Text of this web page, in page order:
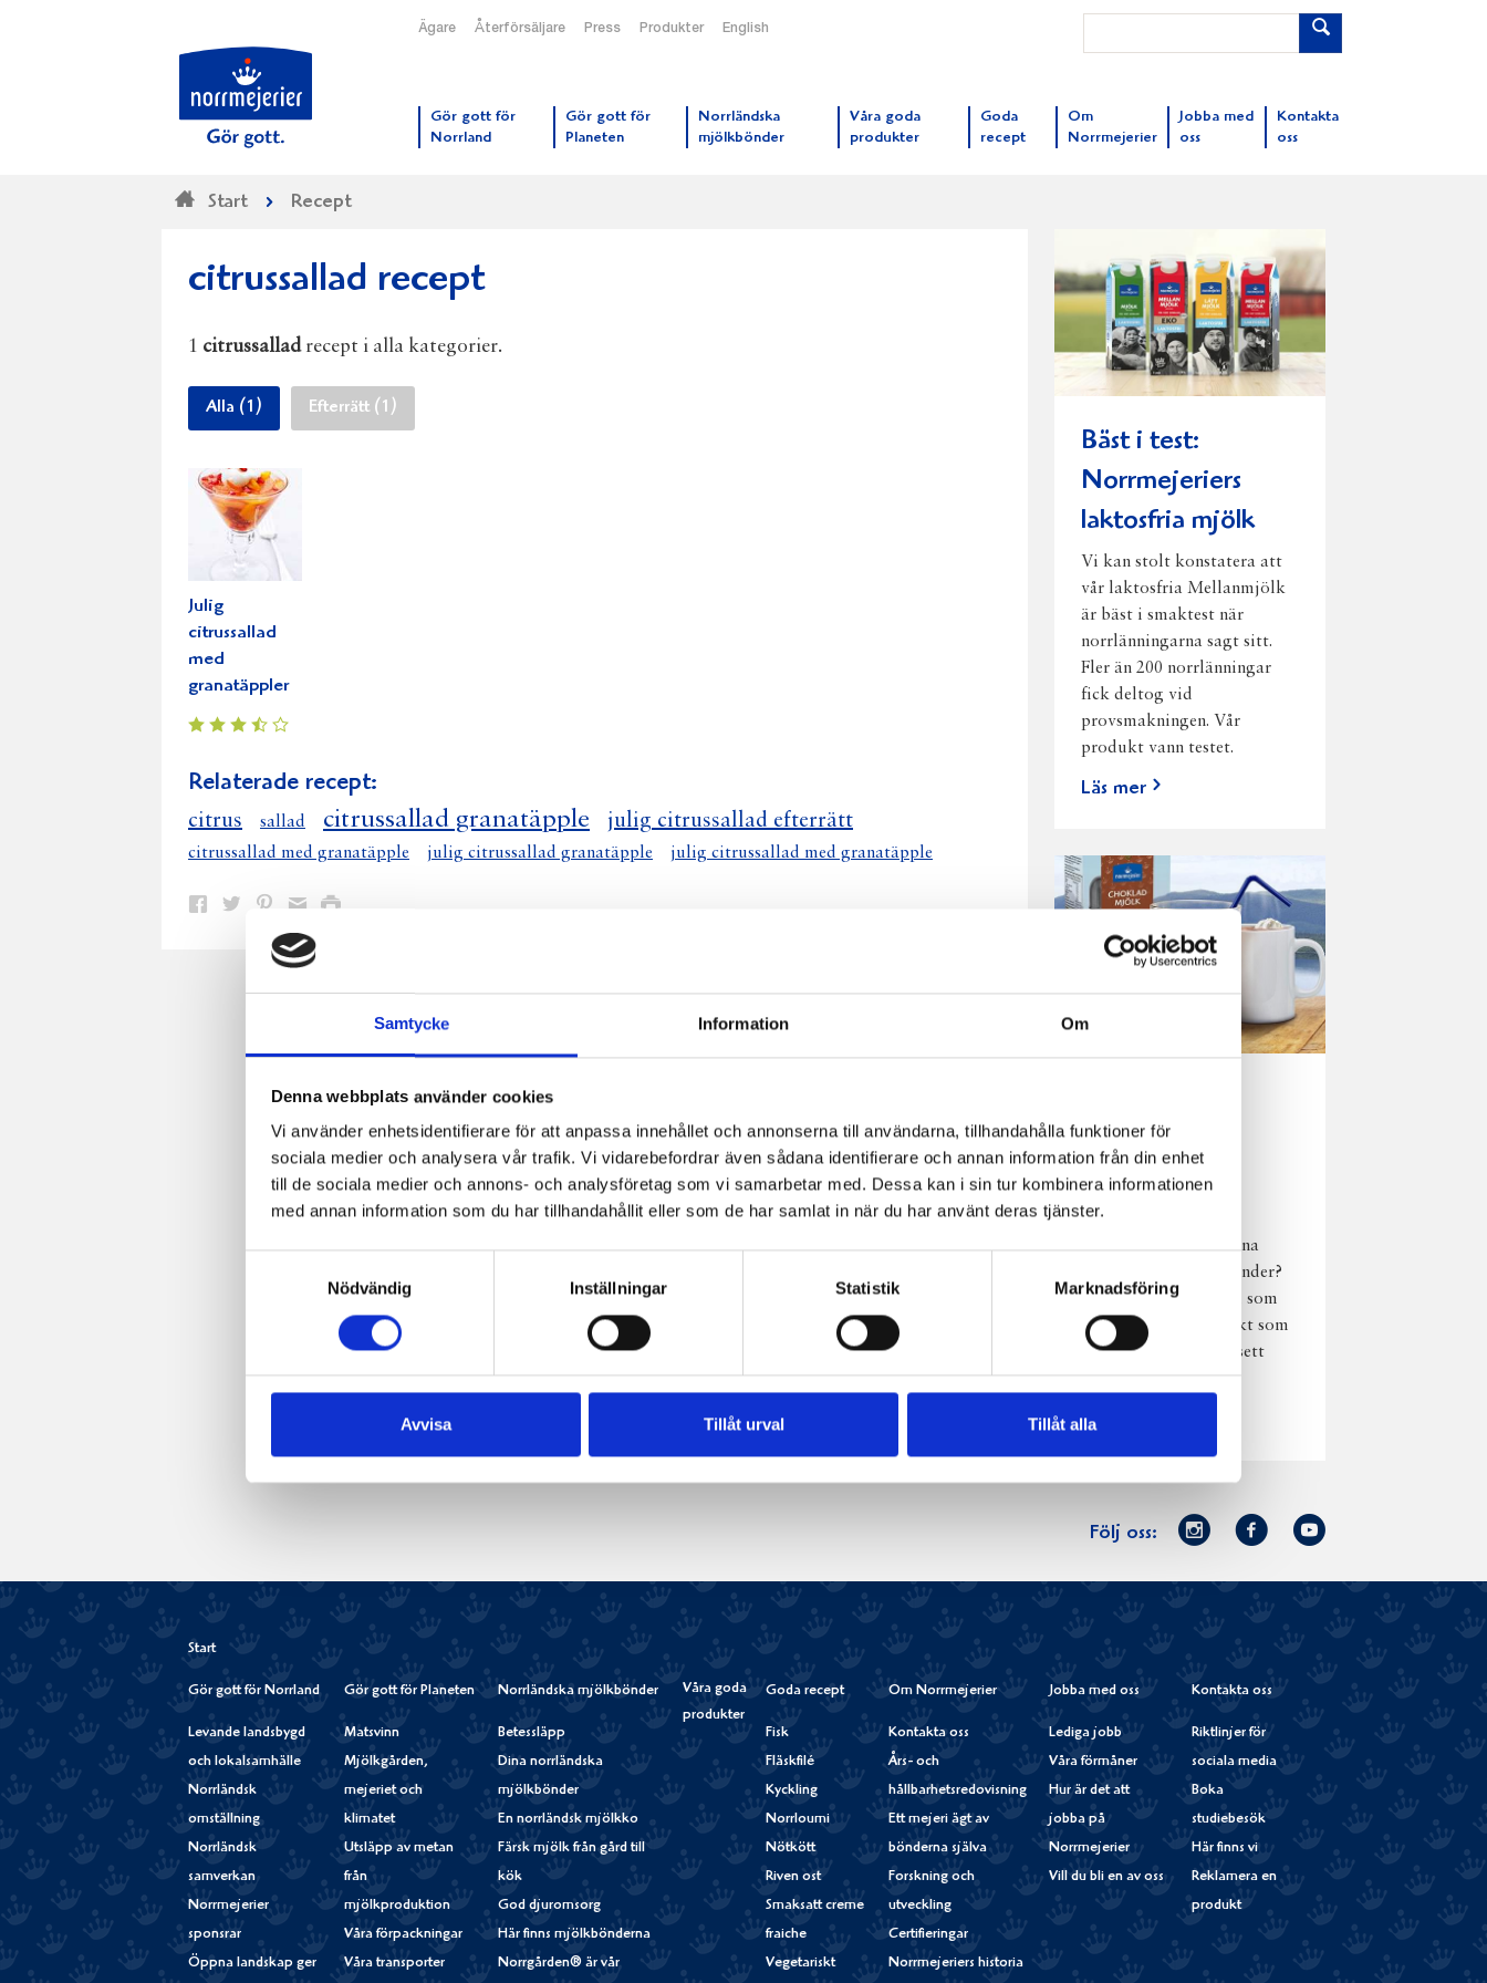
Samtycke Information Om
Denna webbplats använder cookies
Vi använder enhetsidentifierare för att anpassa innehållet och annonserna till användarna, tillhandahålla funktioner för
sociala medier och analysera vår trafik. Vi vidarebefordrar även sådana identifierare och annan information från din enhet
till de sociala medier och annons- och analysföretag som vi samarbetar med. Dessa kan i sin tur kombinera informationen
med annan information som du har tillhandahållit eller som de har samlat in när du har använt deras tjänster.
Nödvändig
Inställningar Statistik Marknadsföring
Avvisa Tillåt urval Tillåt alla
Ägare Återförsäljare Press Produkter English
Gör gott för
Norrland
Gör gott för
Planeten
Norrländska
mjölkbönder
Våra goda
produkter
Goda
recept
Om
Norrmejerier
Jobba med
oss
Kontakta
oss
Start Recept
citrussallad recept
1 citrussalladrecept i alla kategorier.
Alla (1) Efterrätt (1)
Julig
citrussallad
med
granatäppler
Relaterade recept:
citrus sallad citrussallad granatäpple julig citrussallad efterrätt
citrussallad med granatäpple julig citrussallad granatäpple julig citrussallad med granatäpple
Dela
Facebook
Dela
Twitter
Dela
på
Pinterest
Dela
via
e-
post
Skriv
Bäst i test:
Norrmejeriers
laktosfria mjölk
Vi kan stolt konstatera att
vår laktosfria Mellanmjölk
är bäst i smaktest när
norrlänningarna sagt sitt.
Fler än 200 norrlänningar
fick deltog vid
provsmakningen. Vår
produkt vann testet.
Läs mer
njutning i alla
väder
Har du provat
chokladmjölk från dina
norrländska mjölkbönder?
Den är lika god varm som
kall och passar perfekt som
vardagsnjutning oavsett
väder, året om.
Läs mer
Följ oss:
Norrmejerier
Instagram
Facebook
Youtube
Start
Gör gott för Norrland
Levande landsbygd
och lokalsamhälle
Norrländsk
omställning
Norrländsk
samverkan
Norrmejerier
sponsrar
Öppna landskap ger
Gör gott för Planeten
Matsvinn
Mjölkgården,
mejeriet och
klimatet
Utsläpp av metan
från
mjölkproduktion
Våra förpackningar
Våra transporter
Norrländska mjölkbönder
Betessläpp
Dina norrländska
mjölkbönder
En norrländsk mjölkko
Färsk mjölk från gård till
kök
God djuromsorg
Här finns mjölkbönderna
Norrgården® är vår
Våra goda
produkter
Goda recept
Fisk
Fläskfilé
Kyckling
Norrloumi
Nötkött
Riven ost
Smaksatt creme
fraiche
Vegetariskt
Om Norrmejerier
Kontakta oss
Års- och
hållbarhetsredovisning
Ett mejeri ägt av
bönderna själva
Forskning och
utveckling
Certifieringar
Norrmejeriers historia
Jobba med oss
Lediga jobb
Våra förmåner
Hur är det att
jobba på
Norrmejerier
Vill du bli en av oss
Kontakta oss
Riktlinjer för
sociala media
Boka
studiebesök
Här finns vi
Reklamera en
produkt